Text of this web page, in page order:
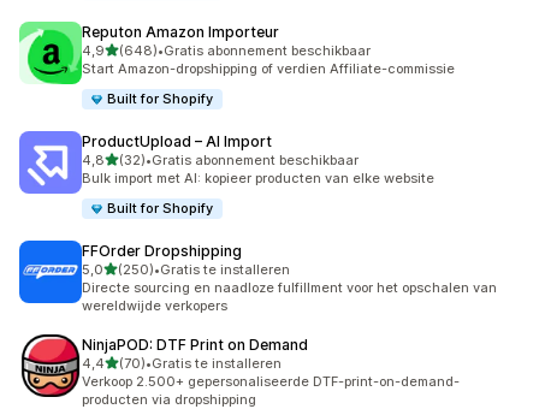
Reputon Amazon Importeur
4,9van 5 sterren
(648)
648 recensies in totaal
•Gratis abonnement beschikbaar
Start Amazon-dropshipping of verdien Affiliate-commissie
Built for Shopify
ProductUpload – AI Import
4,8van 5 sterren
(32)
32 recensies in totaal
•Gratis abonnement beschikbaar
Bulk import met AI: kopieer producten van elke website
Built for Shopify
FFOrder Dropshipping
5,0van 5 sterren
(250)
250 recensies in totaal
•Gratis te installeren
Directe sourcing en naadloze fulfillment voor het opschalen van
wereldwijde verkopers
NinjaPOD: DTF Print on Demand
4,4van 5 sterren
(70)
70 recensies in totaal
•Gratis te installeren
Verkoop 2.500+ gepersonaliseerde DTF-print-on-demand-
producten via dropshipping